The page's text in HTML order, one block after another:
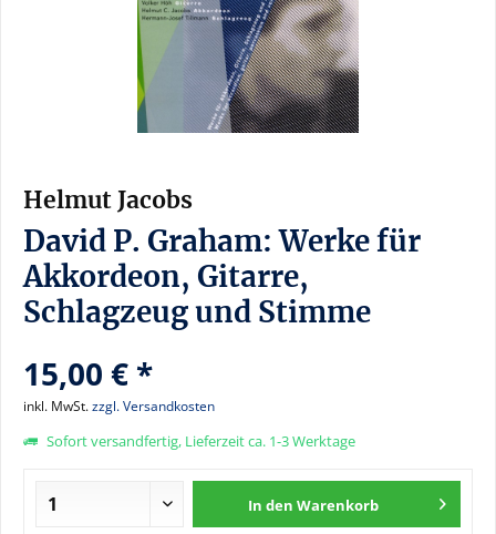
Helmut Jacobs
David P. Graham: Werke für
Akkordeon, Gitarre,
Schlagzeug und Stimme
15,00 € *
inkl. MwSt.zzgl. Versandkosten
Sofort versandfertig, Lieferzeit ca. 1-3 Werktage
In den Warenkorb